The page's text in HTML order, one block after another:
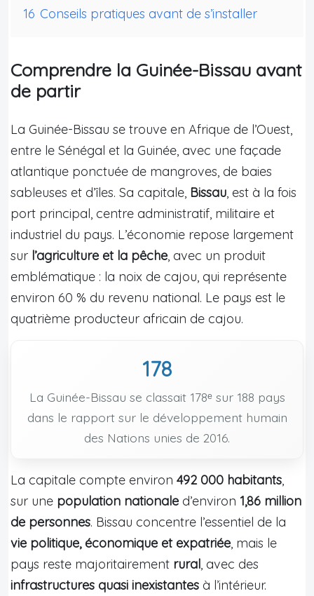
16 Conseils pratiques avant de s’installer
Comprendre la Guinée-Bissau avant
de partir
La Guinée-Bissau se trouve en Afrique de l’Ouest,
entre le Sénégal et la Guinée, avec une façade
atlantique ponctuée de mangroves, de baies
sableuses et d’îles. Sa capitale, Bissau, est à la fois
port principal, centre administratif, militaire et
industriel du pays. L’économie repose largement
sur l’agriculture et la pêche, avec un produit
emblématique : la noix de cajou, qui représente
environ 60 % du revenu national. Le pays est le
quatrième producteur africain de cajou.
178
La Guinée-Bissau se classait 178ᵉ sur 188 pays
dans le rapport sur le développement humain
des Nations unies de 2016.
La capitale compte environ 492 000 habitants,
sur une population nationale d’environ 1,86 million
de personnes. Bissau concentre l’essentiel de la
vie politique, économique et expatriée, mais le
pays reste majoritairement rural, avec des
infrastructures quasi inexistantes à l’intérieur.